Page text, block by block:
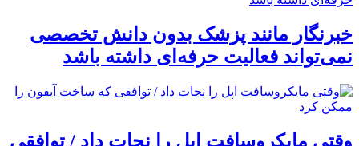
خبرنگار مانند پزشک بدون دانش تخصصی
نمی‌تواند فعالیت حرفه‌ای داشته باشد
وقتی مایکروسافت اپل را نجات داد / توافقی